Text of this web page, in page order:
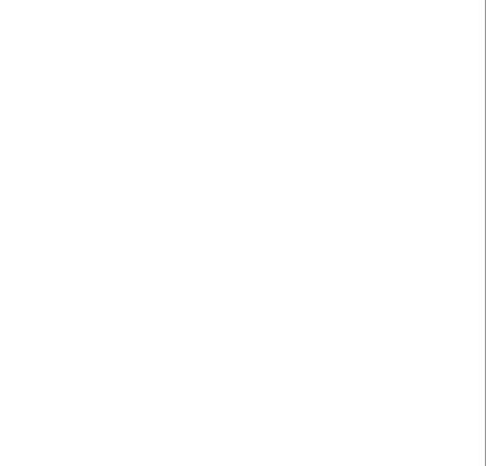
Atlântide
das Marinhas de Pesca e de
das Marinhas de Pesca e de